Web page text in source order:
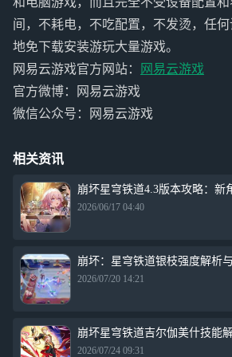
间，不耗电，不吃配置，不发烫，任
地免下载安装游玩大量游戏。
网易云游戏官方网站：
网易云游戏
官方微博：网易云游戏
微信公众号：网易云游戏
相关资讯
崩坏星穹铁道4.3版本攻略：新
2026/06/17 04:40
崩坏：星穹铁道银枝强度解析
2026/07/20 14:21
崩坏星穹铁道吉尔伽美什技能
2026/07/24 09:31